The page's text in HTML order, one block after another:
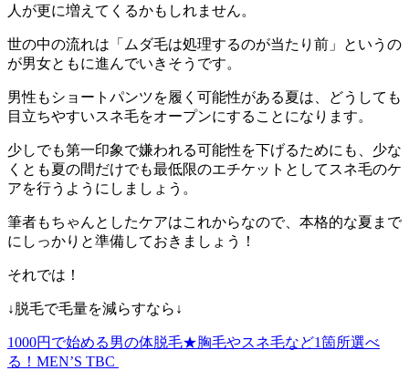
人が更に増えてくるかもしれません。
世の中の流れは「ムダ毛は処理するのが当たり前」というの
が男女ともに進んでいきそうです。
男性もショートパンツを履く可能性がある夏は、どうしても
目立ちやすいスネ毛をオープンにすることになります。
少しでも第一印象で嫌われる可能性を下げるためにも、少な
くとも夏の間だけでも最低限のエチケットとしてスネ毛のケ
アを行うようにしましょう。
筆者もちゃんとしたケアはこれからなので、本格的な夏まで
にしっかりと準備しておきましょう！
それでは！
↓脱毛で毛量を減らすなら↓
1000円で始める男の体脱毛★胸毛やスネ毛など1箇所選べ
る！MEN’S TBC